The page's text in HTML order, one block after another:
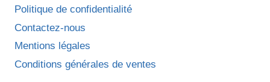
Politique de confidentialité
Contactez-nous
Mentions légales
Conditions générales de ventes